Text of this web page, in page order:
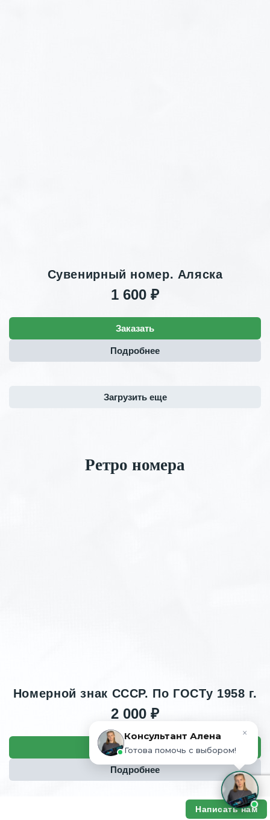
Написать нам
Сувенирный номер. Аляска
1 600 ₽
Заказать
Подробнее
Загрузить еще
Ретро номера
Номерной знак СССР. По ГОСТу 1958 г.
2 000 ₽
Заказать
Подробнее
Консультант Алена
Готова помочь с выбором!
×